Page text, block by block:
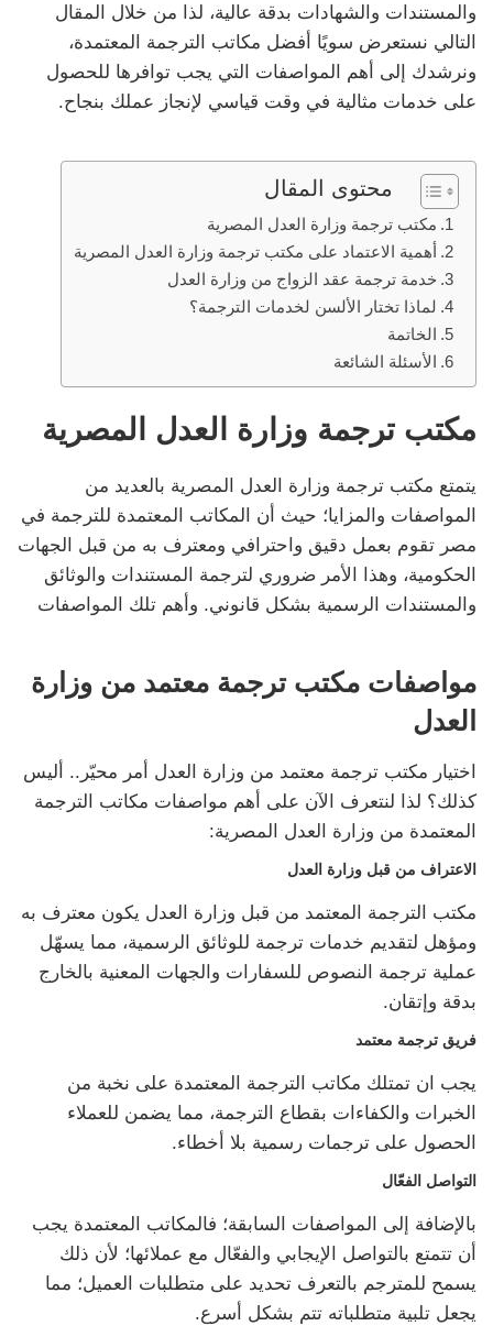
والمستندات والشهادات بدقة عالية، لذا من خلال المقال
التالي نستعرض سويًا أفضل مكاتب الترجمة المعتمدة،
ونرشدك إلى أهم المواصفات التي يجب توافرها للحصول
على خدمات مثالية في وقت قياسي لإنجاز عملك بنجاح.
محتوى المقال
مكتب ترجمة وزارة العدل المصرية
أهمية الاعتماد على مكتب ترجمة وزارة العدل المصرية
خدمة ترجمة عقد الزواج من وزارة العدل
لماذا تختار الألسن لخدمات الترجمة؟
الخاتمة
الأسئلة الشائعة
مكتب ترجمة وزارة العدل المصرية
يتمتع مكتب ترجمة وزارة العدل المصرية بالعديد من
المواصفات والمزايا؛ حيث أن المكاتب المعتمدة للترجمة في
مصر تقوم بعمل دقيق واحترافي ومعترف به من قبل الجهات
الحكومية، وهذا الأمر ضروري لترجمة المستندات والوثائق
والمستندات الرسمية بشكل قانوني. وأهم تلك المواصفات
مواصفات مكتب ترجمة معتمد من وزارة
العدل
اختيار مكتب ترجمة معتمد من وزارة العدل أمر محيّر.. أليس
كذلك؟ لذا لنتعرف الآن على أهم مواصفات مكاتب الترجمة
المعتمدة من وزارة العدل المصرية:
الاعتراف من قبل وزارة العدل
مكتب الترجمة المعتمد من قبل وزارة العدل يكون معترف به
ومؤهل لتقديم خدمات ترجمة للوثائق الرسمية، مما يسهّل
عملية ترجمة النصوص للسفارات والجهات المعنية بالخارج
بدقة وإتقان.
فريق ترجمة معتمد
يجب ان تمتلك مكاتب الترجمة المعتمدة على نخبة من
الخبرات والكفاءات بقطاع الترجمة، مما يضمن للعملاء
الحصول على ترجمات رسمية بلا أخطاء.
التواصل الفعّال
بالإضافة إلى المواصفات السابقة؛ فالمكاتب المعتمدة يجب
أن تتمتع بالتواصل الإيجابي والفعّال مع عملائها؛ لأن ذلك
يسمح للمترجم بالتعرف تحديد على متطلبات العميل؛ مما
يجعل تلبية متطلباته تتم بشكل أسرع.